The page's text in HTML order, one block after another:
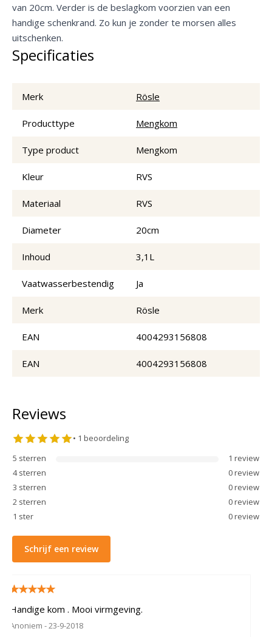
van 20cm. Verder is de beslagkom voorzien van een
handige schenkrand. Zo kun je zonder te morsen alles
uitschenken.
Specificaties
Merk Rösle
Producttype Mengkom
Type product Mengkom
Kleur RVS
Materiaal RVS
Diameter 20cm
Inhoud 3,1L
Vaatwasserbestendig Ja
Merk Rösle
EAN 4004293156808
EAN 4004293156808
Reviews
• 1 beoordeling
5 sterren 1 review
4 sterren 0review
3 sterren 0review
2 sterren 0review
1 ster 0review
Schrijf een review
Handige kom . Mooi virmgeving.
Anoniem - 23-9-2018